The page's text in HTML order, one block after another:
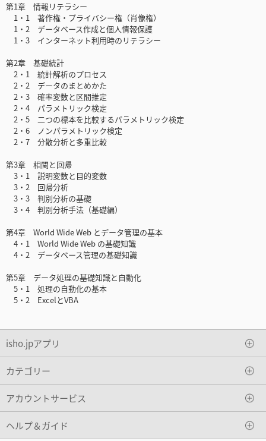
第1章 情報リテラシー
1・1 著作権・プライバシー権（肖像権）
1・2 データベース作成と個人情報保護
1・3 インターネット利用時のリテラシー
第2章 基礎統計
2・1 統計解析のプロセス
2・2 データのまとめかた
2・3 確率変数と区間推定
2・4 パラメトリック検定
2・5 二つの標本を比較するパラメトリック検定
2・6 ノンパラメトリック検定
2・7 分散分析と多重比較
第3章 相関と回帰
3・1 説明変数と目的変数
3・2 回帰分析
3・3 判別分析の基礎
3・4 判別分析手法（基礎編）
第4章 World Wide Web とデータ管理の基本
4・1 World Wide Web の基礎知識
4・2 データベース管理の基礎知識
第5章 データ処理の基礎知識と自動化
5・1 処理の自動化の基本
5・2 ExcelとVBA
isho.jpアプリ
カテゴリー
アカウントサービス
ヘルプ＆ガイド